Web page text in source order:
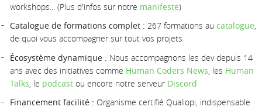
workshops... (Plus d'infos sur notre manifeste)
Catalogue de formations complet : 267 formations au catalogue,
de quoi vous accompagner sur tout vos projets
Écosystème dynamique : Nous accompagnons les dev depuis 14
ans avec des initiatives comme Human Coders News , les Human
Talks , le podcast ou encore notre serveur Discord
Financement facilité : Organisme certifié Qualiopi, indispensable